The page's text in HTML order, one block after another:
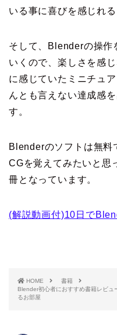
いる事に喜びを感じれ
そして、Blenderの操作
いくので、楽しさを感
に感じていたミニチュ
んとも言えない達成感
す。
Blenderのソフトは無料
CGを覚えてみたいと思
冊となっています。
(解説動画付)10日で
HOME
書籍
Blender初心者におすすめ書籍レビ
るお部屋